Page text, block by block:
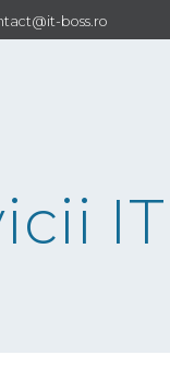
boss.ro
IT